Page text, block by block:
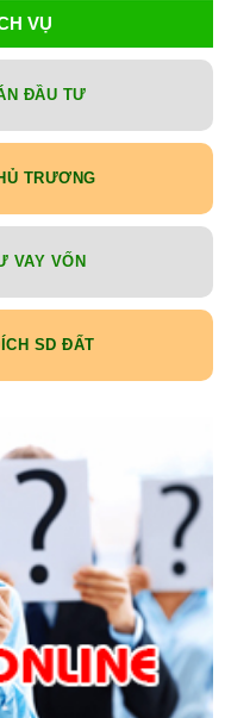
VỤ
ĐẦU TƯ
TRƯƠNG
VAY VỐN
SD ĐẤT